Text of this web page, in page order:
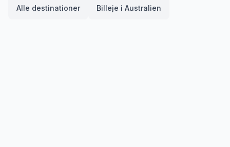
Alle destinationer Billeje i Australien